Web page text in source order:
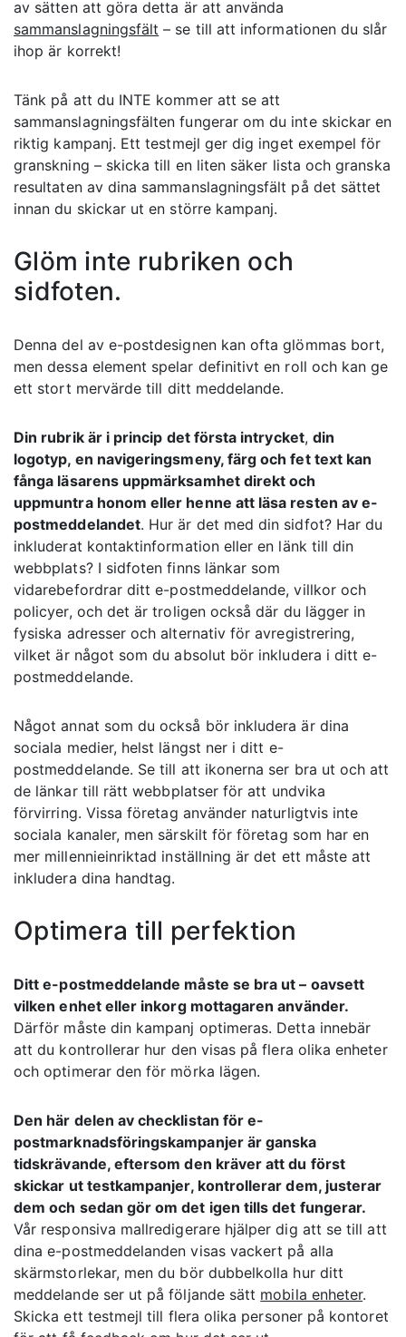
av sätten att göra detta är att använda
sammanslagningsfält – se till att informationen du slår
ihop är korrekt!
Tänk på att du INTE kommer att se att
sammanslagningsfälten fungerar om du inte skickar en
riktig kampanj. Ett testmejl ger dig inget exempel för
granskning – skicka till en liten säker lista och granska
resultaten av dina sammanslagningsfält på det sättet
innan du skickar ut en större kampanj.
Glöm inte rubriken och
sidfoten.
Denna del av e-postdesignen kan ofta glömmas bort,
men dessa element spelar definitivt en roll och kan ge
ett stort mervärde till ditt meddelande.
Din rubrik är i princip det första intrycket, din
logotyp, en navigeringsmeny, färg och fet text kan
fånga läsarens uppmärksamhet direkt och
uppmuntra honom eller henne att läsa resten av e-
postmeddelandet. Hur är det med din sidfot? Har du
inkluderat kontaktinformation eller en länk till din
webbplats? I sidfoten finns länkar som
vidarebefordrar ditt e-postmeddelande, villkor och
policyer, och det är troligen också där du lägger in
fysiska adresser och alternativ för avregistrering,
vilket är något som du absolut bör inkludera i ditt e-
postmeddelande.
Något annat som du också bör inkludera är dina
sociala medier, helst längst ner i ditt e-
postmeddelande. Se till att ikonerna ser bra ut och att
de länkar till rätt webbplatser för att undvika
förvirring. Vissa företag använder naturligtvis inte
sociala kanaler, men särskilt för företag som har en
mer millennieinriktad inställning är det ett måste att
inkludera dina handtag.
Optimera till perfektion
Ditt e-postmeddelande måste se bra ut – oavsett
vilken enhet eller inkorg mottagaren använder.
Därför måste din kampanj optimeras. Detta innebär
att du kontrollerar hur den visas på flera olika enheter
och optimerar den för mörka lägen.
Den här delen av checklistan för e-
postmarknadsföringskampanjer är ganska
tidskrävande, eftersom den kräver att du först
skickar ut testkampanjer, kontrollerar dem, justerar
dem och sedan gör om det igen tills det fungerar.
Vår responsiva mallredigerare hjälper dig att se till att
dina e-postmeddelanden visas vackert på alla
skärmstorlekar, men du bör dubbelkolla hur ditt
meddelande ser ut på följande sätt mobila enheter.
Skicka ett testmejl till flera olika personer på kontoret